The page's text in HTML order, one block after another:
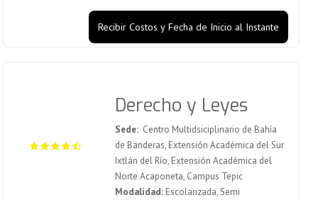
Recibir Costos y Fecha de Inicio al Instante
Derecho y Leyes
Sede:Centro Multidsiciplinario de Bahía
de Banderas, Extensión Académica del Sur
Ixtlán del Río, Extensión Académica del
Norte Acaponeta, Campus Tepic
Modalidad:Escolarizada, Semi